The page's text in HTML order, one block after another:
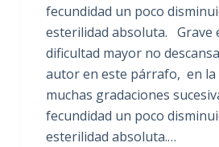
fecundidad un poco
esterilidad absoluta. Grave
dificultad mayor no
autor en este párrafo, en la
muchas gradaciones
fecundidad un poco
esterilidad absoluta.…